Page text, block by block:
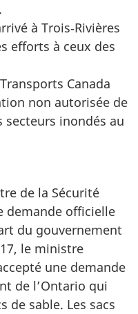
à Trois‑Rivières
efforts à ceux des
Canada
non autorisée de
inondés au
de la Sécurité
demande officielle
du gouvernement
le ministre
une demande
de l’Ontario qui
de sable. Les sacs